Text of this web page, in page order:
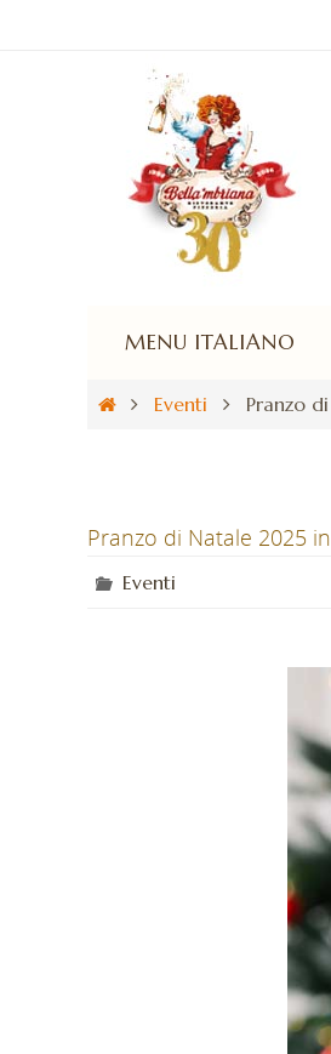
MENU ITALIANO
Eventi Pranzo
Pranzo di Natale 2025
Eventi